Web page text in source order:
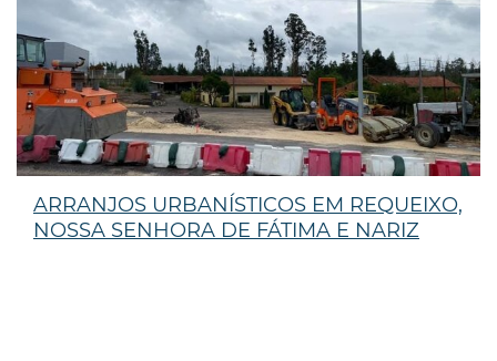
ARRANJOS URBANÍSTICOS EM REQUEIXO,
NOSSA SENHORA DE FÁTIMA E NARIZ